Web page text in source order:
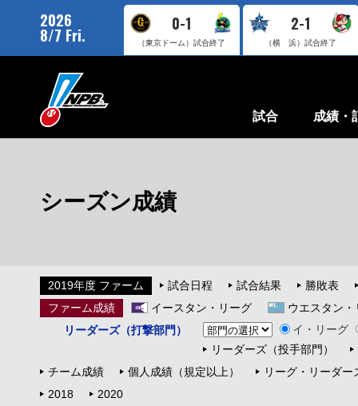
2026
8/7 Fri.
0-1
（東京ドーム）試合終了
2-1
（横 浜）試合終了
試合 成績・
シーズン成績
2019年度 ファーム 試合日程 試合結果
勝敗表
ファーム成績
イースタン・リーグ
ウエスタン・
リーダーズ（打撃部門）
イ・リーグ
リーダーズ（投手部門）
チーム成績
個人成績（規定以上）
リーグ・リーダー
2018
2020